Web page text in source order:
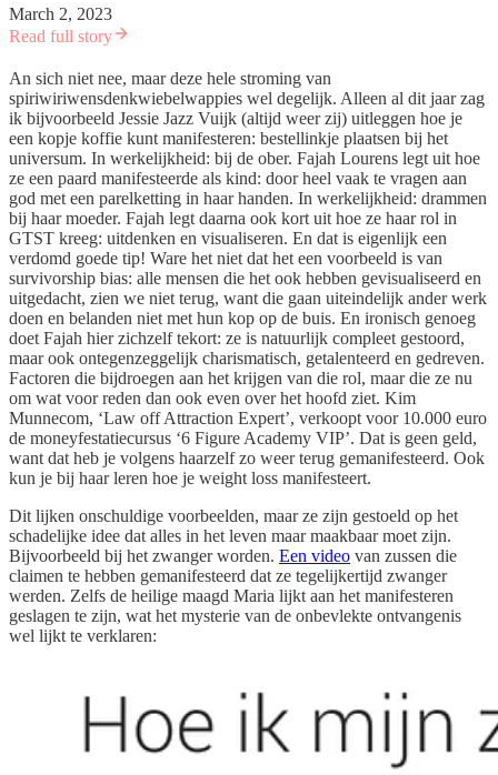
March 2, 2023
Read full story
An sich niet nee, maar deze hele stroming van
spiriwiriwensdenkwiebelwappies wel degelijk. Alleen al dit jaar zag
ik bijvoorbeeld Jessie Jazz Vuijk (altijd weer zij) uitleggen hoe je
een kopje koffie kunt manifesteren: bestellinkje plaatsen bij het
universum. In werkelijkheid: bij de ober. Fajah Lourens legt uit hoe
ze een paard manifesteerde als kind: door heel vaak te vragen aan
god met een parelketting in haar handen. In werkelijkheid: drammen
bij haar moeder. Fajah legt daarna ook kort uit hoe ze haar rol in
GTST kreeg: uitdenken en visualiseren. En dat is eigenlijk een
verdomd goede tip! Ware het niet dat het een voorbeeld is van
survivorship bias: alle mensen die het ook hebben gevisualiseerd en
uitgedacht, zien we niet terug, want die gaan uiteindelijk ander werk
doen en belanden niet met hun kop op de buis. En ironisch genoeg
doet Fajah hier zichzelf tekort: ze is natuurlijk compleet gestoord,
maar ook ontegenzeggelijk charismatisch, getalenteerd en gedreven.
Factoren die bijdroegen aan het krijgen van die rol, maar die ze nu
om wat voor reden dan ook even over het hoofd ziet. Kim
Munnecom, ‘Law off Attraction Expert’, verkoopt voor 10.000 euro
de moneyfestatiecursus ‘6 Figure Academy VIP’. Dat is geen geld,
want dat heb je volgens haarzelf zo weer terug gemanifesteerd. Ook
kun je bij haar leren hoe je weight loss manifesteert.
Dit lijken onschuldige voorbeelden, maar ze zijn gestoeld op het
schadelijke idee dat alles in het leven maar maakbaar moet zijn.
Bijvoorbeeld bij het zwanger worden. Een video van zussen die
claimen te hebben gemanifesteerd dat ze tegelijkertijd zwanger
werden. Zelfs de heilige maagd Maria lijkt aan het manifesteren
geslagen te zijn, wat het mysterie van de onbevlekte ontvangenis
wel lijkt te verklaren: